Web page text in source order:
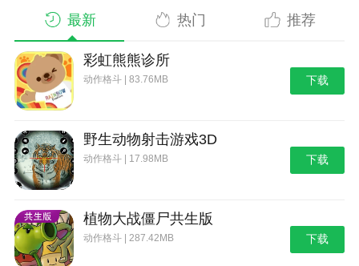
最新 热门 推荐
彩虹熊熊诊所
动作格斗 | 83.76MB 下载
野生动物射击游戏3D
动作格斗 | 17.98MB 下载
植物大战僵尸共生版
动作格斗 | 287.42MB 下载